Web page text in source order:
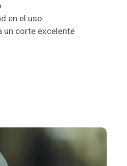
en el uso
un corte excelente